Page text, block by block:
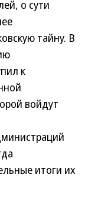
о сути
тайну. В
к
войдут
итоги их